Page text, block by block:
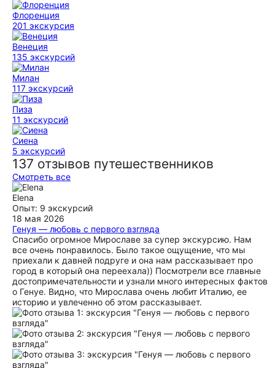
Флоренция
201 экскурсия
Венеция
135 экскурсий
Милан
117 экскурсий
Пиза
11 экскурсий
Сиена
5 экскурсий
137 отзывов путешественников
Смотреть все
Elena
Опыт: 9 экскурсий
18 мая 2026
Генуя — любовь с первого взгляда
Спасибо огромное Мирославе за супер экскурсию. Нам
все очень понравилось. Было такое ощущение, что мы
приехали к давней подруге и она нам рассказывает про
город в который она переехала)) Посмотрели все главные
достопримечательности и узнали много интересных фактов
о Генуе. Видно, что Мирослава очень любит Италию, ее
историю и увлеченно об этом рассказывает.